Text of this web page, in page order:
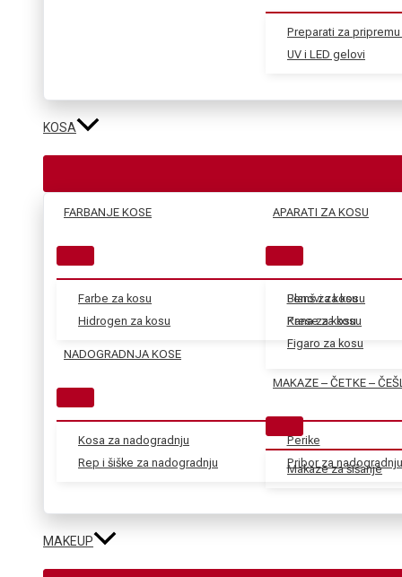
Preparati za pripremu
UV i LED gelovi
KOSA
FARBANJE KOSE
Farbe za kosu
Hidrogen za kosu
Blanš za kosu
Kana za kosu
NADOGRADNJA KOSE
Kosa za nadogradnju
Rep i šiške za nadogradnju
Perike
Pribor za
APARATI ZA KOSU
Fenovi za kosu
Prese za kosu
Figaro za kosu
MAKAZE – ČETKE –
Makaze za šišanje
MAKEUP